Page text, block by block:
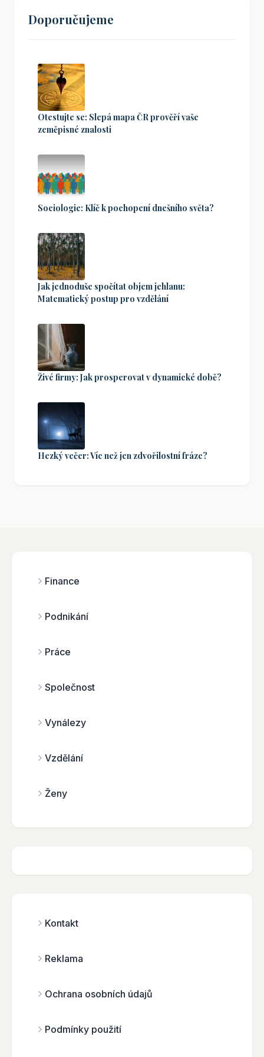
Doporučujeme
Otestujte se: Slepá mapa ČR prověří vaše
zeměpisné znalosti
Sociologie: Klíč k pochopení dnešního světa?
Jak jednoduše spočítat objem jehlanu:
Matematický postup pro vzdělání
Živé firmy: Jak prosperovat v dynamické době?
Hezký večer: Víc než jen zdvořilostní fráze?
Finance
Podnikání
Práce
Společnost
Vynálezy
Vzdělání
Ženy
Kontakt
Reklama
Ochrana osobních údajů
Podmínky použití